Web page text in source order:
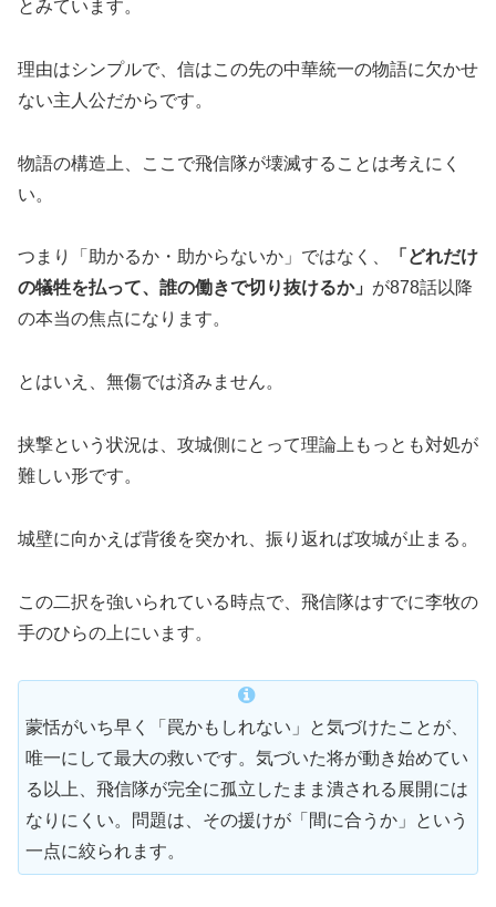
とみています。
理由はシンプルで、信はこの先の中華統一の物語に欠かせ
ない主人公だからです。
物語の構造上、ここで飛信隊が壊滅することは考えにく
い。
つまり「助かるか・助からないか」ではなく、
「どれだけ
の犠牲を払って、誰の働きで切り抜けるか」 が878話以降
の本当の焦点になります。
とはいえ、無傷では済みません。
挟撃という状況は、攻城側にとって理論上もっとも対処が
難しい形です。
城壁に向かえば背後を突かれ、振り返れば攻城が止まる。
この二択を強いられている時点で、飛信隊はすでに李牧の
手のひらの上にいます。
蒙恬がいち早く「罠かもしれない」と気づけたことが、
唯一にして最大の救いです。気づいた将が動き始めてい
る以上、飛信隊が完全に孤立したまま潰される展開には
なりにくい。問題は、その援けが「間に合うか」という
一点に絞られます。